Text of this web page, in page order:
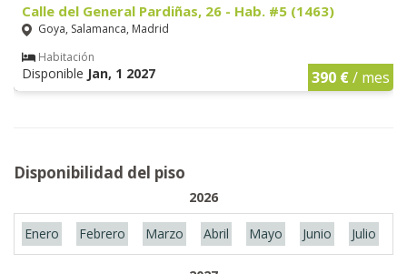
Calle del General Pardiñas, 26 - Hab. #5 (1463)
Goya, Salamanca, Madrid
Habitación
Disponible Jan, 1 2027 390 €/ mes
Disponibilidad del piso
2026
Enero Febrero Marzo Abril Mayo Junio Julio